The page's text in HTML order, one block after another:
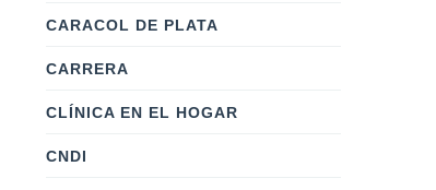
CARACOL DE PLATA
CARRERA
CLÍNICA EN EL HOGAR
CNDI